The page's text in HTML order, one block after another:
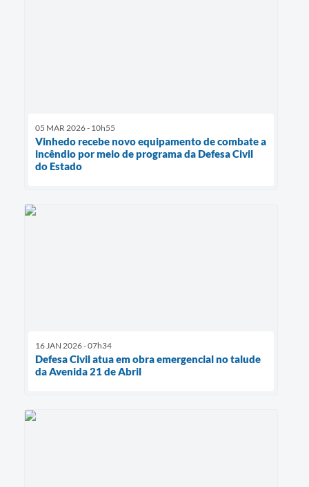
05 MAR 2026 - 10h55
Vinhedo recebe novo equipamento de combate a
incêndio por meio de programa da Defesa Civil
do Estado
16 JAN 2026 - 07h34
Defesa Civil atua em obra emergencial no talude
da Avenida 21 de Abril